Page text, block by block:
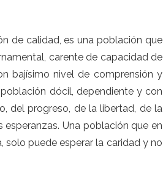
de calidad, es una población que
carente de capacidad de
bajísimo nivel de comprensión y
dócil, dependiente y con
del progreso, de la libertad, de la
Una población que en
solo puede esperar la caridad y no